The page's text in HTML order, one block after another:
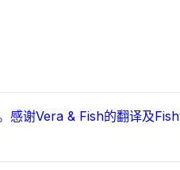
感谢Vera & Fish的翻译及